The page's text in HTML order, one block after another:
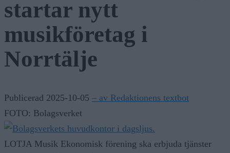
startar nytt
musikföretag i
Norrtälje
Publicerad 2025-10-05 – av Redaktionens textbot
FOTO: Bolagsverket
LOTJA Musik Ekonomisk förening ska erbjuda tjänster